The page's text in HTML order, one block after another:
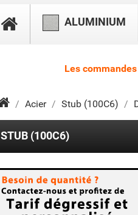
ALUMINIUM
Les
Acier
Stub (100C6)
STUB (100C6)